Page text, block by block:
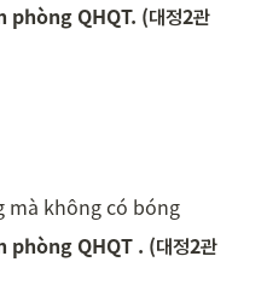
QHQT. (대정2관
mà không có bóng
QHQT . (대정2관